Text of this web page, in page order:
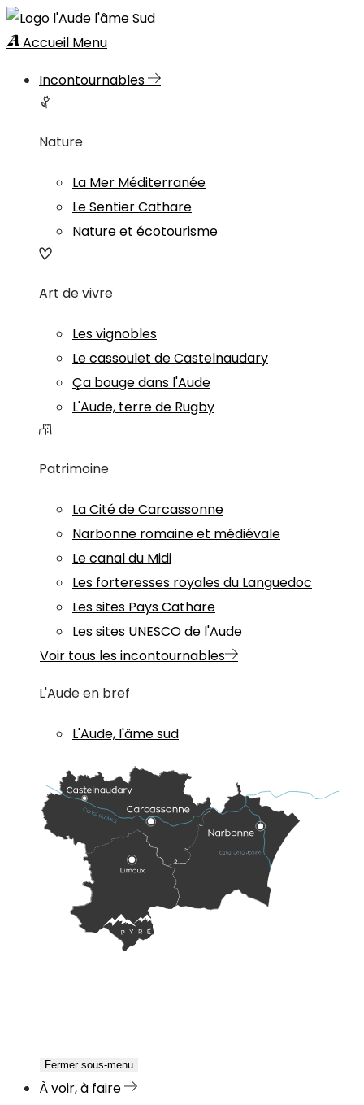
Accueil Menu
Incontournables
Nature
La Mer Méditerranée
Le Sentier Cathare
Nature et écotourisme
Art de vivre
Les vignobles
Le cassoulet de Castelnaudary
Ça bouge dans l'Aude
L'Aude, terre de Rugby
Patrimoine
La Cité de Carcassonne
Narbonne romaine et médiévale
Le canal du Midi
Les forteresses royales du Languedoc
Les sites Pays Cathare
Les sites UNESCO de l'Aude
Voir tous les incontournables
L'Aude en bref
L'Aude, l'âme sud
Fermer sous-menu
À voir, à faire